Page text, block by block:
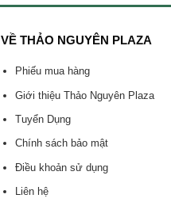
VỀ THẢO NGUYÊN PLAZA
Phiếu mua hàng
Giới thiệu Thảo Nguyên Plaza
Tuyển Dụng
Chính sách bảo mật
Điều khoản sử dụng
Liên hệ